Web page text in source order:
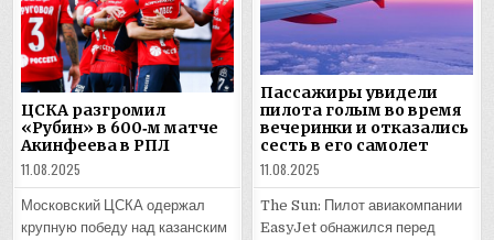
ЦСКА разгромил
«Рубин» в 600‑м матче
Акинфеева в РПЛ
11.08.2025
Московский ЦСКА одержал
крупную победу над казанским
Пассажиры увидели
пилота голым во время
вечеринки и отказались
сесть в его самолет
11.08.2025
The Sun: Пилот авиакомпании
EasyJet обнажился перед